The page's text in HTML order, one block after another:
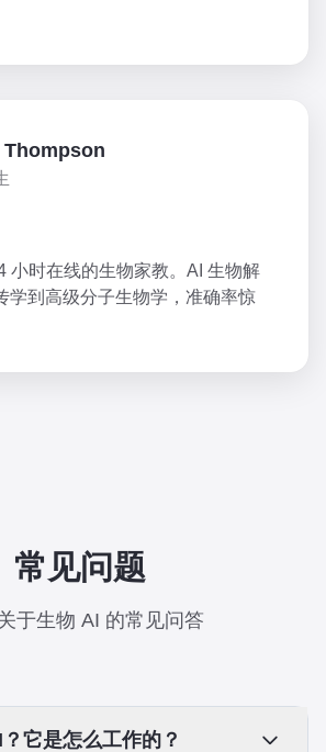
小时在线的生物家教。AI 生物解
学到高级分子生物学，准确率惊
常见问题
于生物 AI 的常见问答
它是怎么工作的？